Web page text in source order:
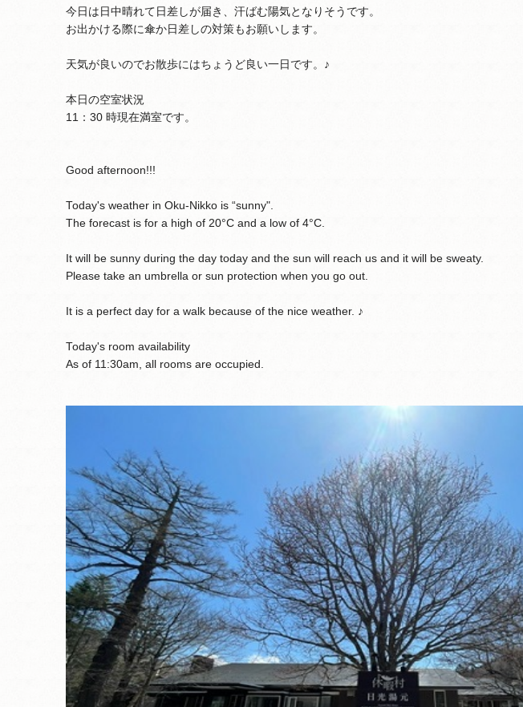
今日は日中晴れて日差しが届き、汗ばむ陽気となりそうです。
お出かける際に傘か日差しの対策もお願いします。
天気が良いのでお散歩にはちょうど良い一日です。♪
本日の空室状況
11：30 時現在満室です。
Good afternoon!!!
Today's weather in Oku-Nikko is “sunny".
The forecast is for a high of 20°C and a low of 4°C.
It will be sunny during the day today and the sun will reach us and it will be sweaty.
Please take an umbrella or sun protection when you go out.
It is a perfect day for a walk because of the nice weather. ♪
Today's room availability
As of 11:30am, all rooms are occupied.